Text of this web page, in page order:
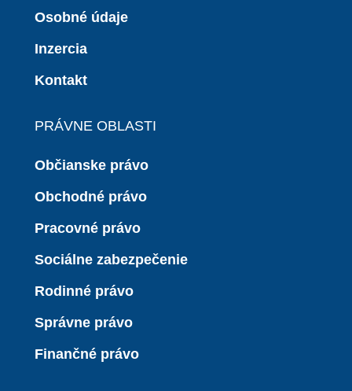
Osobné údaje
Inzercia
Kontakt
PRÁVNE OBLASTI
Občianske právo
Obchodné právo
Pracovné právo
Sociálne zabezpečenie
Rodinné právo
Správne právo
Finančné právo